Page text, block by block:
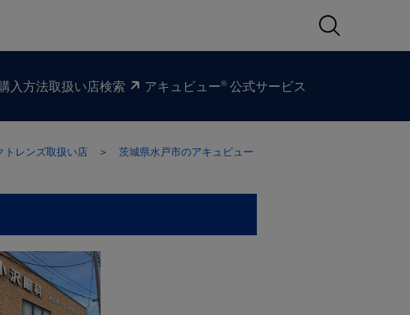
入方​法取扱い​店検索 アキュビュー® 公式サービス
トレンズ取扱い店 ＞ 茨城県水戸市のアキュビュー